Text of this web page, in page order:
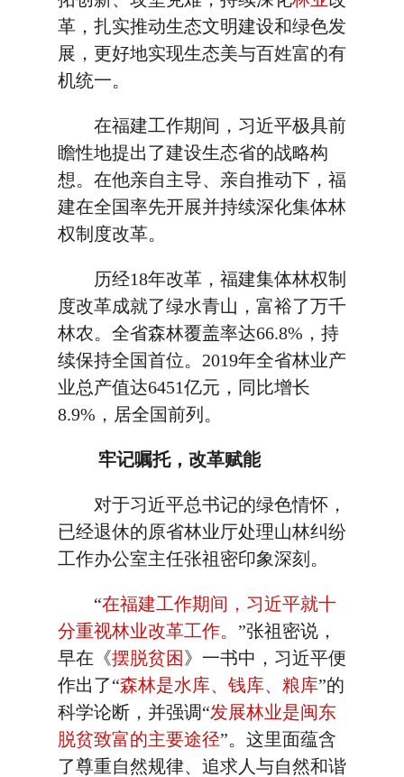
革，扎实推动生态文明建设和绿色发
展，更好地实现生态美与百姓富的有
机统一。
在福建工作期间，习近平极具前
瞻性地提出了建设生态省的战略构
想。在他亲自主导、亲自推动下，福
建在全国率先开展并持续深化集体林
权制度改革。
历经18年改革，福建集体林权制
度改革成就了绿水青山，富裕了万千
林农。全省森林覆盖率达66.8%，持
续保持全国首位。2019年全省林业产
业总产值达6451亿元，同比增长
8.9%，居全国前列。
牢记嘱托，改革赋能
对于习近平总书记的绿色情怀，
已经退休的原省林业厅处理山林纠纷
工作办公室主任张祖密印象深刻。
“在福建工作期间，习近平就十
分重视林业改革工作。 ”张祖密说，
早在《摆脱贫困》一书中，习近平便
作出了“森林是水库、钱库、粮库”的
科学论断，并强调“发展林业是闽东
脱贫致富的主要途径”。这里面蕴含
了尊重自然规律、追求人与自然和谐